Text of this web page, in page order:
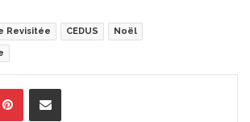
Revisitée CEDUS Noël